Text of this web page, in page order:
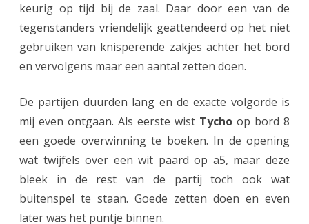
keurig op tijd bij de zaal. Daar door een van de
tegenstanders vriendelijk geattendeerd op het niet
gebruiken van knisperende zakjes achter het bord
en vervolgens maar een aantal zetten doen.
De partijen duurden lang en de exacte volgorde is
mij even ontgaan. Als eerste wist Tycho op bord 8
een goede overwinning te boeken. In de opening
wat twijfels over een wit paard op a5, maar deze
bleek in de rest van de partij toch ook wat
buitenspel te staan. Goede zetten doen en even
later was het puntje binnen.